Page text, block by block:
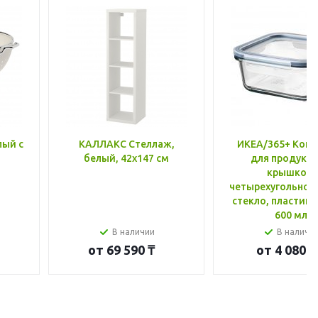
с
КАЛЛАКС Стеллаж,
белый, 42x147 см
В наличии
от 69 590 ₸
ИКЕА/365+
для
крышкой,
стекло, пластик
600 мл
В
от 4 080 ₸